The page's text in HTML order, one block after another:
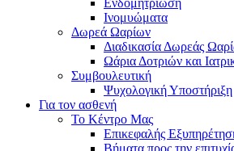
Ενδομητρίωση
Ινομυώματα
Δωρεά Ωαρίων
Διαδικασία Δωρεάς
Ωάρια Δοτριών και
Συμβουλευτική
Ψυχολογική Υποστήριξη
Για τον ασθενή
Το Κέντρο Μας
Επικεφαλής
Βήματα προς την